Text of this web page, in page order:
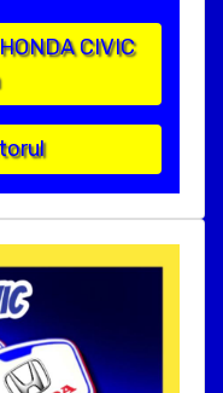
CIVIC